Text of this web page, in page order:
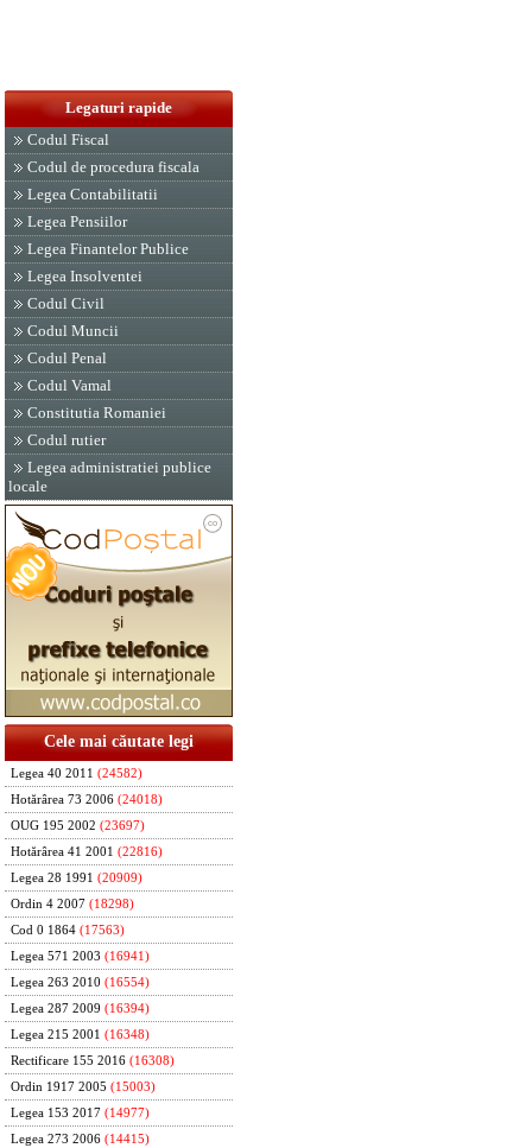
Legaturi rapide
Codul Fiscal
Codul de procedura fiscala
Legea Contabilitatii
Legea Pensiilor
Legea Finantelor Publice
Legea Insolventei
Codul Civil
Codul Muncii
Codul Penal
Codul Vamal
Constitutia Romaniei
Codul rutier
Legea administratiei publice
locale
Cele mai căutate legi
Legea 40 2011 (24582)
Hotărârea 73 2006 (24018)
OUG 195 2002 (23697)
Hotărârea 41 2001 (22816)
Legea 28 1991 (20909)
Ordin 4 2007 (18298)
Cod 0 1864 (17563)
Legea 571 2003 (16941)
Legea 263 2010 (16554)
Legea 287 2009 (16394)
Legea 215 2001 (16348)
Rectificare 155 2016 (16308)
Ordin 1917 2005 (15003)
Legea 153 2017 (14977)
Legea 273 2006 (14415)